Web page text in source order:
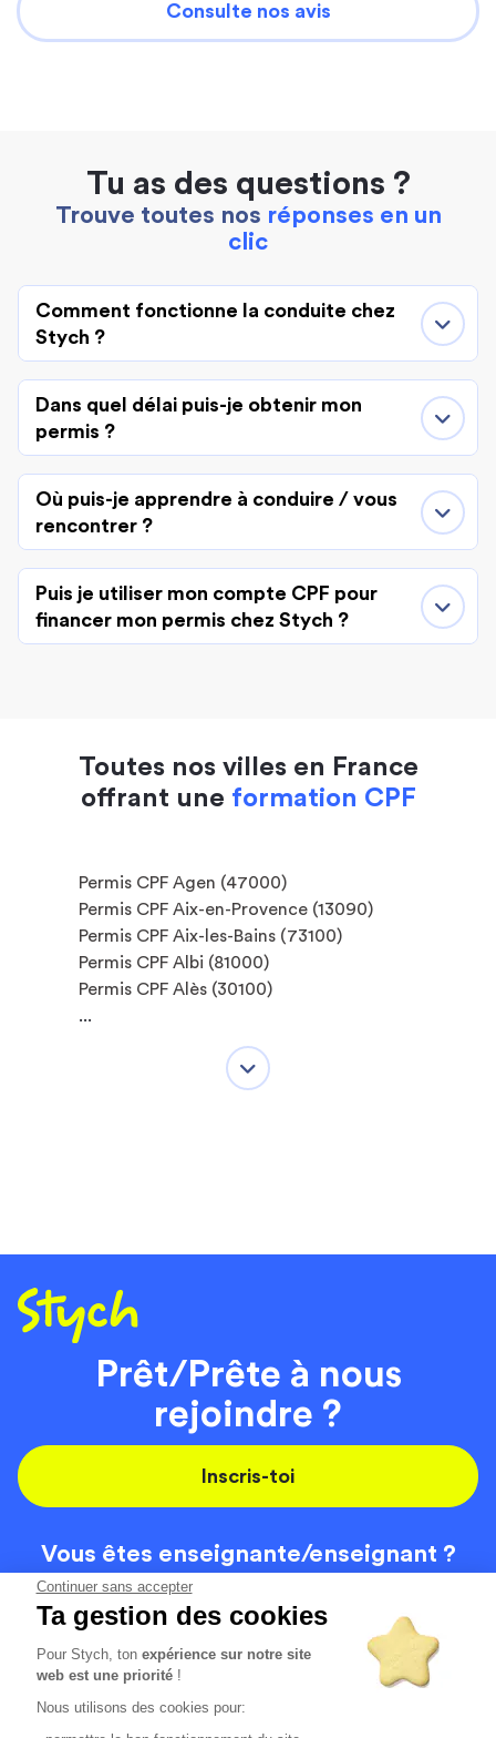
Continuer sans accepter
Ta gestion des cookies
Pour Stych, tonexpérience sur notre site
web est une priorité !
Nous utilisons des cookies pour:
Consulte nos avis
Tu as des questions ?
Trouve toutes nos réponses en un
clic
Comment fonctionne la conduite chez
Stych ?
Dans quel délai puis-je obtenir mon
permis ?
Où puis-je apprendre à conduire / vous
rencontrer ?
Puis je utiliser mon compte CPF pour
financer mon permis chez Stych ?
Toutes nos villes en France
offrant une formation CPF
Permis CPF Agen (47000)
Permis CPF Aix-en-Provence (13090)
Permis CPF Aix-les-Bains (73100)
Permis CPF Albi (81000)
Permis CPF Alès (30100)
...
Prêt/Prête à nous
rejoindre ?
Inscris-toi
Vous êtes enseignante/enseignant ?
On recrute
Code de la route
Contact